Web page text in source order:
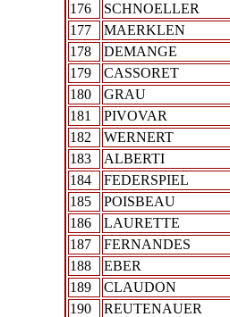
176
SCHNOELLER
177
MAERKLEN
178
DEMANGE
179
CASSORET
180
GRAU
181
PIVOVAR
182
WERNERT
183
ALBERTI
184
FEDERSPIEL
185
POISBEAU
186
LAURETTE
187
FERNANDES
188
EBER
189
CLAUDON
190
REUTENAUER